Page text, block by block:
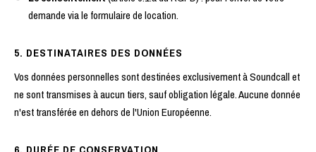
demande via le formulaire de location.
5. DESTINATAIRES DES DONNÉES
Vos données personnelles sont destinées exclusivement à Soundcall et
ne sont transmises à aucun tiers, sauf obligation légale. Aucune donnée
n'est transférée en dehors de l'Union Européenne.